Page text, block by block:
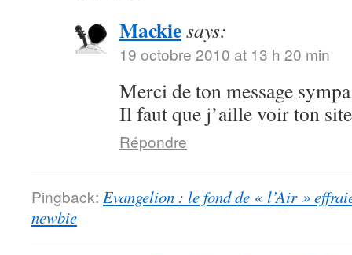
Mackiesays:
19 octobre 2010 at 13 h 20 min
Merci de ton message
Il faut que j’aille voir ton
Répondre
Pingback: Evangelion : le fond de « l’Air »
newbie